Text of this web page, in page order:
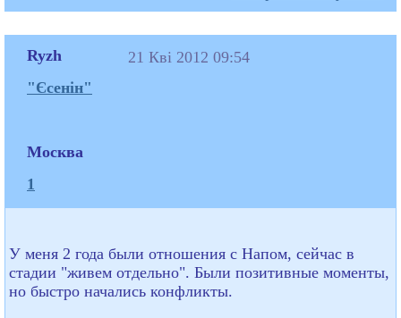
Ryzh
"Єсенін"
Москва
1
21 Кві 2012 09:54
У меня 2 года были отношения с Напом, сейчас в
стадии "живем отдельно". Были позитивные моменты,
но быстро начались конфликты.